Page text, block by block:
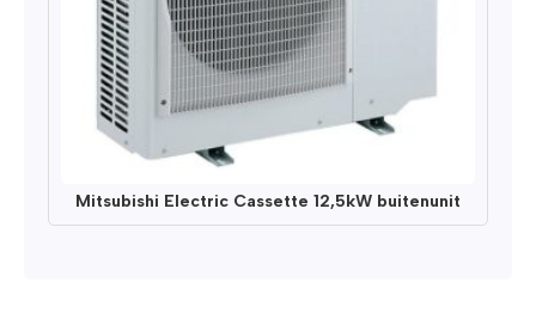
Mitsubishi Electric Cassette 12,5kW buitenunit